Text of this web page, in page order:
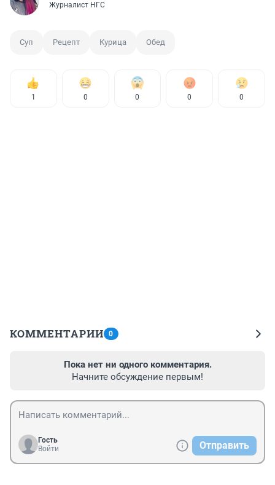
Журналист НГС
Суп Рецепт Курица Обед
1 0 0 0 0
КОММЕНТАРИИ 0
Пока нет ни одного комментария.
Начните обсуждение первым!
Гость
Войти
Отправить